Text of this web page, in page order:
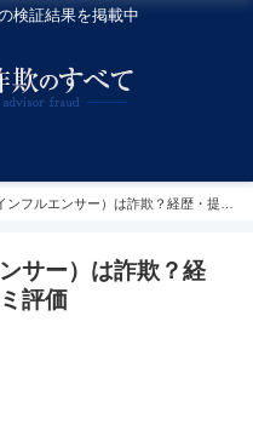
検証結果を掲載中
ンフルエンサー）は詐欺？経歴・提供
サー）は詐欺？経
評価